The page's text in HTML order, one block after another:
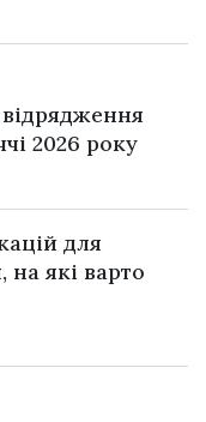
2026 року
для
на які варто